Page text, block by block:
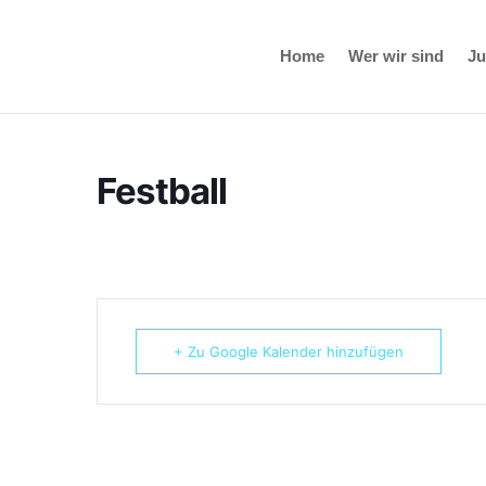
Home Wer wir sind
Festball
+ Zu Google Kalender hinzufügen